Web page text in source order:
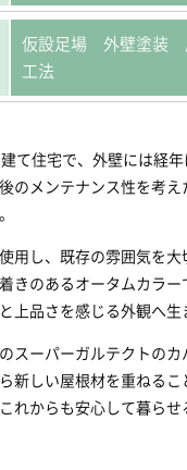
仮設足場 外壁塗装
工法
て住宅で、外壁には経
のメンテナンス性を考
用し、既存の雰囲気を大
きのあるオータムカラー
上品さを感じる外観へ生
スーパーガルテクトの
新しい屋根材を重ねるこ
れからも安心して暮らせ